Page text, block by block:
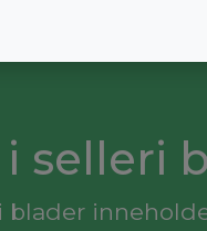
selleri
blader